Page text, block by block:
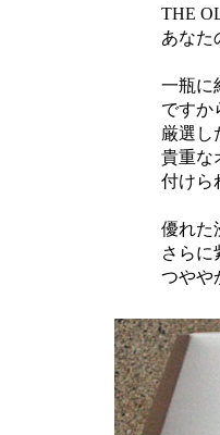
THE
あなたの肌
一瓶に約
ですから、
厳選した樹
貴重なオイ
付けられ
優れた浸透
さらに紫外
つややか